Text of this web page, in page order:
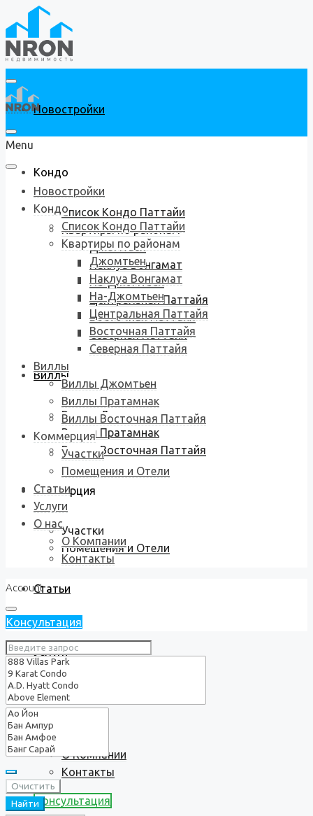
Новостройки
Кондо
Список Кондо Паттайи
Квартиры по районам
Джомтьен
Наклуа Вонгамат
На-Джомтьен
Центральная Паттайя
Восточная Паттайя
Северная Паттайя
Виллы
Виллы Джомтьен
Виллы Пратамнак
Виллы Восточная Паттайя
Коммерция
Участки
Помещения и Отели
Статьи
Услуги
О нас
О Компании
Контакты
Консультация
Menu
Новостройки
Кондо
Список Кондо Паттайи
Квартиры по районам
Джомтьен
Наклуа Вонгамат
На-Джомтьен
Центральная Паттайя
Восточная Паттайя
Северная Паттайя
Виллы
Виллы Джомтьен
Виллы Пратамнак
Виллы Восточная Паттайя
Коммерция
Участки
Помещения и Отели
Статьи
Услуги
О нас
О Компании
Контакты
Account
Консультация
Очистить
Найти